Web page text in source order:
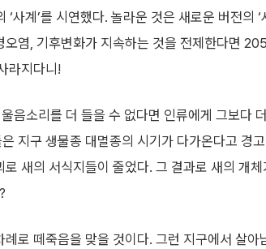
사계’를 시연했다. 놀라운 것은 새로운 버전의
염, 기후변화가 지속하는 것을 전제한다면
라지다니!
음소리를 더 들을 수 없다면 인류에게 그보다
지구 생물종 대멸종의 시기가 다가온다고 경
새의 서식지들이 줄었다. 그 결과로 새의 개체
로 떼죽음을 맞을 것이다. 그런 지구에서 살아